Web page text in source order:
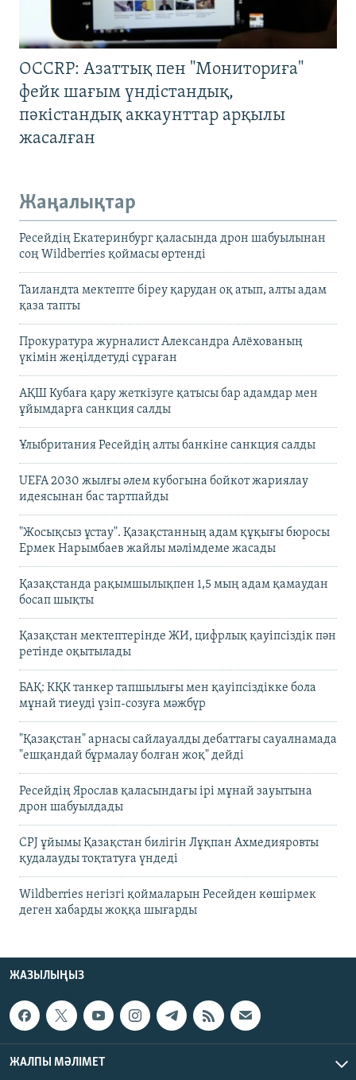
OCCRP: Азаттық пен "Мониториға"
фейк шағым үндістандық,
пәкістандық аккаунттар арқылы
жасалған
Жаңалықтар
Ресейдің Екатеринбург қаласында дрон шабуылынан
соң Wildberries қоймасы өртенді
Таиландта мектепте біреу қарудан оқ атып, алты адам
қаза тапты
Прокуратура журналист Александра Алёхованың
үкімін жеңілдетуді сұраған
АҚШ Кубаға қару жеткізуге қатысы бар адамдар мен
ұйымдарға санкция салды
Ұлыбритания Ресейдің алты банкіне санкция салды
UEFA 2030 жылғы әлем кубогына бойкот жариялау
идеясынан бас тартпайды
"Жосықсыз ұстау". Қазақстанның адам құқығы бюросы
Ермек Нарымбаев жайлы мәлімдеме жасады
Қазақстанда рақымшылықпен 1,5 мың адам қамаудан
босап шықты
Қазақстан мектептерінде ЖИ, цифрлық қауіпсіздік пән
ретінде оқытылады
БАҚ: КҚК танкер тапшылығы мен қауіпсіздікке бола
мұнай тиеуді үзіп-созуға мәжбүр
"Қазақстан" арнасы сайлауалды дебаттағы сауалнамада
"ешқандай бұрмалау болған жоқ" дейді
Ресейдің Ярослав қаласындағы ірі мұнай зауытына
дрон шабуылдады
CPJ ұйымы Қазақстан билігін Лұқпан Ахмедияровты
қудалауды тоқтатуға үндеді
Wildberries негізгі қоймаларын Ресейден көшірмек
деген хабарды жоққа шығарды
ЖАЗЫЛЫҢЫЗ
ЖАЛПЫ МӘЛІМЕТ